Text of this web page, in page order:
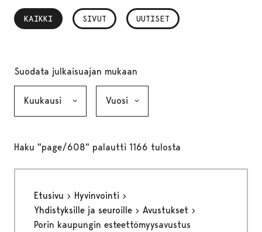
KAIKKI
, VALITTU SIVUT UUTISET
Suodata julkaisuajan mukaan
Haku "page/608" palautti 1166 tulosta
Etusivu
Hyvinvointi
Yhdistyksille ja seuroille
Avustukset
Porin kaupungin esteettömyysavustus